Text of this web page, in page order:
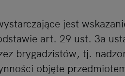
jest
art. 29 ust. 3a
brygadzistów, tj.
objęte